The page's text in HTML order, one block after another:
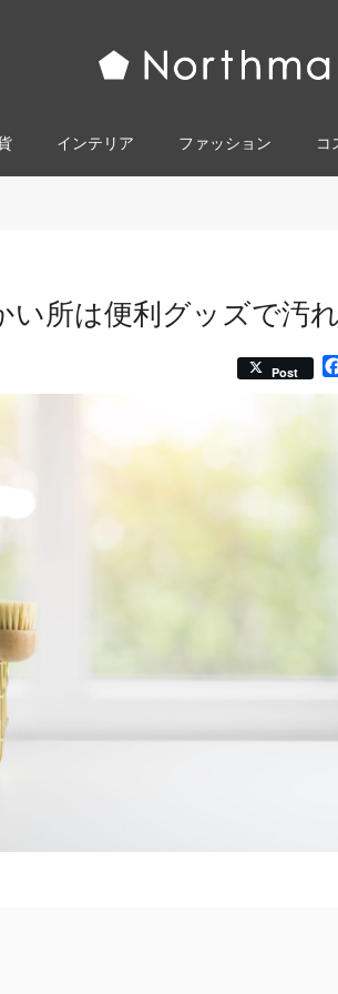
インテリア ファッション コ
い所は便利グッズで汚
Post